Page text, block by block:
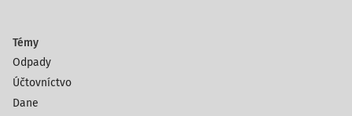
Témy
Odpady
Účtovníctvo
Dane